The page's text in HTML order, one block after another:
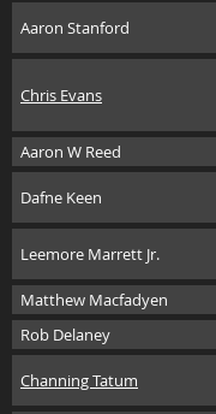
Aaron Stanford
Chris Evans
Aaron W Reed
Dafne Keen
Leemore Marrett Jr.
Matthew Macfadyen
Rob Delaney
Channing Tatum